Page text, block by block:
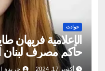
حوادث
الإعلامية فريهان
حاكم مصرف لبنان
أكتوبر 17, 2024 جريدة